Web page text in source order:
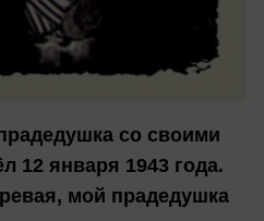
со своими
12 января 1943 года.
мой прадедушка